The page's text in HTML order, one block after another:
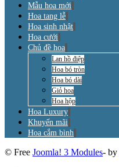
Mẫu hoa mới
Hoa tang lễ
Hoa sinh nhật
Hoa cưới
Chủ đề hoa
Lan hồ điệp
Hoa bó tròn
Hoa bó dài
Giỏ hoa
Hoa hộp
Hoa Luxury
Khuyến mãi
Hoa cắm bình
© Free Joomla! 3 Modules- by